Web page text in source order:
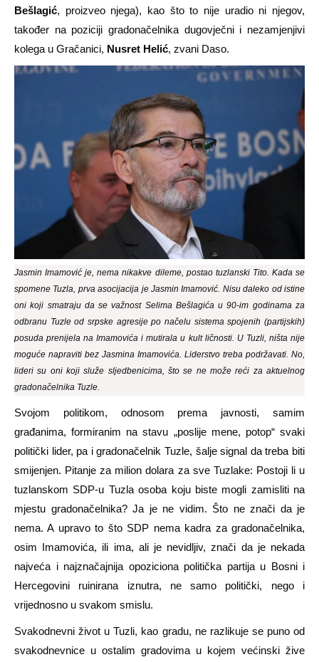
Bešlagić, proizveo njega), kao što to nije uradio ni njegov,
također na poziciji gradonačelnika dugovječni i nezamjenjivi
kolega u Gračanici, Nusret Helić, zvani Daso.
Jasmin Imamović je, nema nikakve dileme, postao tuzlanski Tito. Kada se
spomene Tuzla, prva asocijacija je Jasmin Imamović. Nisu daleko od istine
oni koji smatraju da se važnost Selima Bešlagića u 90-im godinama za
odbranu Tuzle od srpske agresije po načelu sistema spojenih (partijskih)
posuda prenijela na Imamovića i mutirala u kult ličnosti. U Tuzli, ništa nije
moguće napraviti bez Jasmina Imamovića. Liderstvo treba podržavati. No,
lideri su oni koji služe sljedbenicima, što se ne može reći za aktuelnog
gradonačelnika Tuzle.
Svojom politikom, odnosom prema javnosti, samim
građanima, formiranim na stavu „poslije mene, potop“ svaki
politički lider, pa i gradonačelnik Tuzle, šalje signal da treba biti
smijenjen. Pitanje za milion dolara za sve Tuzlake: Postoji li u
tuzlanskom SDP-u Tuzla osoba koju biste mogli zamisliti na
mjestu gradonačelnika? Ja je ne vidim. Što ne znači da je
nema. A upravo to što SDP nema kadra za gradonačelnika,
osim Imamovića, ili ima, ali je nevidljiv, znači da je nekada
najveća i najznačajnija opoziciona politička partija u Bosni i
Hercegovini ruinirana iznutra, ne samo politički, nego i
vrijednosno u svakom smislu.
Svakodnevni život u Tuzli, kao gradu, ne razlikuje se puno od
svakodnevnice u ostalim gradovima u kojem većinski žive